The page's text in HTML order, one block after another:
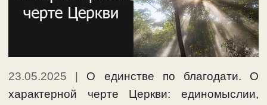
23.05.2025
О единстве по благодати. О
характерной черте Церкви: единомыслии,